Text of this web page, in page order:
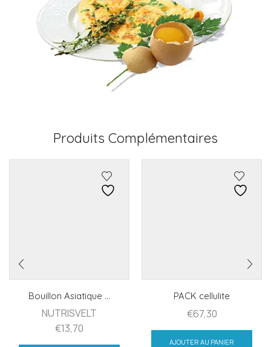
Produits Complémentaires
Bouillon Asiatique ...
NUTRISVELT
€13,70
PACK cellulite
€67,30
AJOUTER AU PANIER